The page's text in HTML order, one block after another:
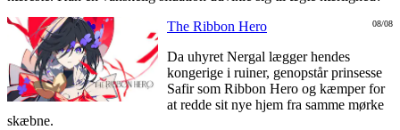
08/08
The Ribbon Hero
Da uhyret Nergal lægger hendes
kongerige i ruiner, genopstår prinsesse
Safir som Ribbon Hero og kæmper for
at redde sit nye hjem fra samme mørke
skæbne.